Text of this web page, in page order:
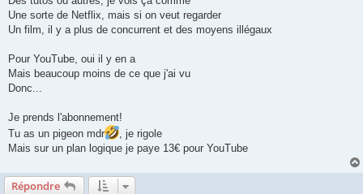
Une sorte de Netflix, mais si on veut regarder
Un film, il y a plus de concurrent et des moyens illégaux
Pour YouTube, oui il y en a
Mais beaucoup moins de ce que j'ai vu
Donc...
Je prends l'abonnement!
Tu as un pigeon mdr
, je rigole
Mais sur un plan logique je paye 13€ pour YouTube
Répondre